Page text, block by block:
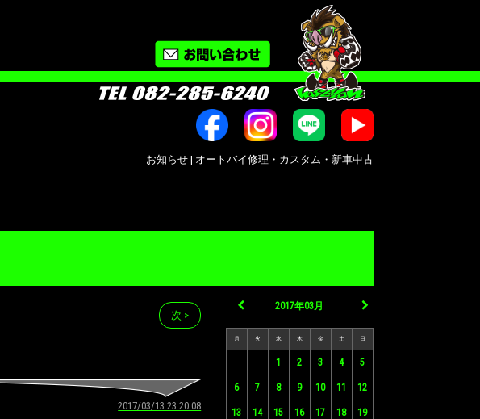
お知らせ | オートバイ修理・カスタム・新車中古車販売｜広島市南区大州｜
次 >
2017/03/13 23:20:08
2017年03月
月 火 水 木 金 土 日
1 2 3 4 5
6 7 8 9 10 11 12
13 14 15 16 17 18 19